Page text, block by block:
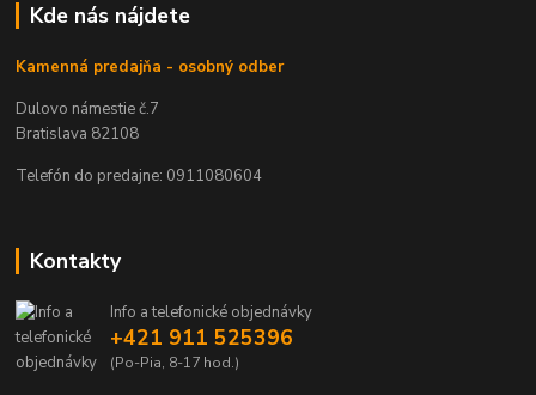
Kde nás nájdete
Kamenná predajňa - osobný odber
Dulovo námestie č.7
Bratislava 82108
Telefón do predajne: 0911080604
Kontakty
Info a telefonické objednávky
+421 911 525396
(Po-Pia, 8-17 hod.)